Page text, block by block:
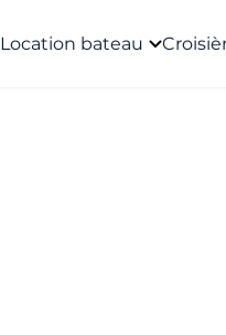
Location bateau